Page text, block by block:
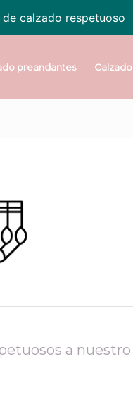
calzado respetuoso
preandantes
a nuestro